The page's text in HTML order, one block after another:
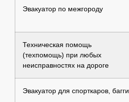
Эвакуатор по межгороду
Техническая помощь
(техпомощь) при любых
неисправностях на дороге
Эвакуатор для спорткаров, багги